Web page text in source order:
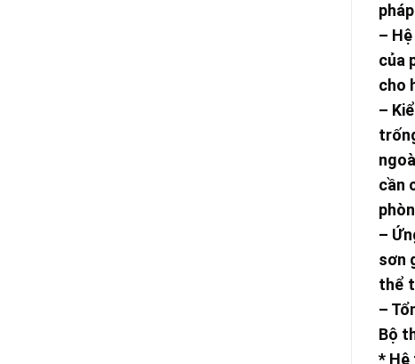
–
của
cho
–
cần
–
sơn
thể
–
Bộ
* Hệ